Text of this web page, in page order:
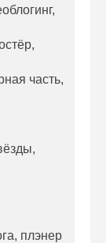
часть,
плэнер